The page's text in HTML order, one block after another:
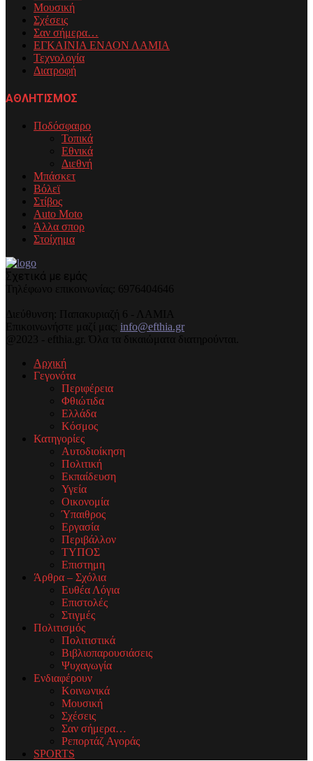
Μουσική
Σχέσεις
Σαν σήμερα…
ΕΓΚΑΙΝΙΑ ΕΝΑΟΝ ΛΑΜΙΑ
Τεχνολογία
Διατροφή
ΑΘΛΗΤΙΣΜΟΣ
Ποδόσφαιρο
Τοπικά
Εθνικά
Διεθνή
Μπάσκετ
Βόλεϊ
Στίβος
Auto Moto
Άλλα σπορ
Στοίχημα
Σχετικά με εμάς
Τηλέφωνo επικοινωνίας: 6976404646
Διεύθυνση: Παπακυριαζή 6 - ΛΑΜΙΑ
Επικοινωνήστε μαζί μας: info@efthia.gr
@2023 - efthia.gr. Όλα τα δικαιώματα διατηρούνται.
Αρχική
Γεγονότα
Περιφέρεια
Φθιώτιδα
Ελλάδα
Κόσμος
Κατηγορίες
Αυτοδιοίκηση
Πολιτική
Εκπαίδευση
Υγεία
Οικονομία
Ύπαιθρος
Εργασία
Περιβάλλον
ΤΥΠΟΣ
Επιστημη
Άρθρα – Σχόλια
Ευθέα Λόγια
Επιστολές
Στιγμές
Πολιτισμός
Πολιτιστικά
Βιβλιοπαρουσιάσεις
Ψυχαγωγία
Ενδιαφέρουν
Κοινωνικά
Μουσική
Σχέσεις
Σαν σήμερα…
Ρεπορτάζ Αγοράς
SPORTS